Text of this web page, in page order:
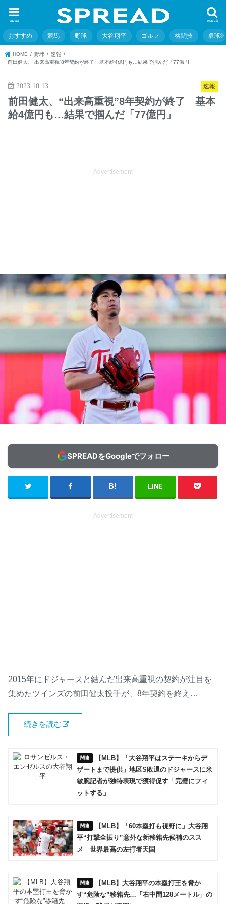
search
menu
おすすめ 競馬 野球 大谷翔平 ゴルフ 格闘技 卓球
HOME 野球
速報
前田健太、“出来高重視”8年契約が終了 基本給4億円も…結果で掴んだ「77億円」
速報
2023.10.13
前田健太、“出来高重視”8年契約が終了 基本
給4億円も…結果で掴んだ「77億円」
Advertisement
SPREADをGoogleでフォロー
LINE
Advertisement
2015年にドジャースと結んだ出来高重視の契約が注目を
集めたツインズの前田健太投手が、8年契約を終え…
続きを読む
【MLB】「大谷翔平はステーキからデ
ザートまで提供」地区S敗退のドジャースに米
敏腕記者が独特表現で獲得促す「完璧にフィ
ットする」
【MLB】「60本塁打も視野に」大谷翔
平“打撃全振り”意外な新移籍先候補のスス
メ 世界最高の左打者天国
【MLB】大谷翔平の本塁打王を脅か
す“危険な”移籍先…「右中間128メートル」の